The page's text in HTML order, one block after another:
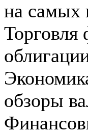
на самых
обзоры